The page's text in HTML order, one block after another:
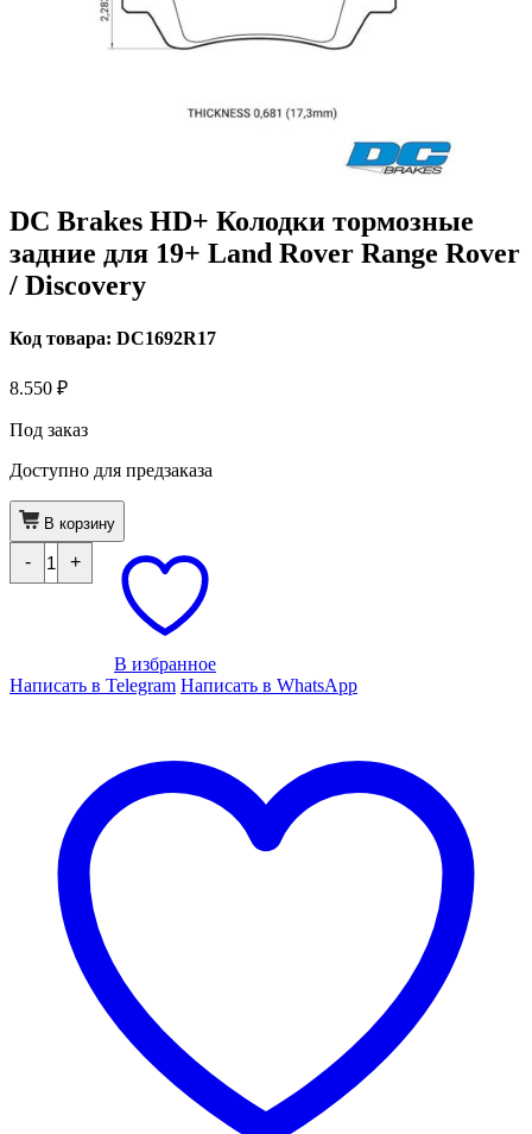
DC Brakes HD+ Колодки тормозные
задние для 19+ Land Rover Range Rover
/ Discovery
Код товара: DC1692R17
8.550 ₽
Под заказ
Доступно для предзаказа
В корзину
-
Количество
товара
DC
тормозные
задние
Rover
Discovery
+
В избранное
Написать в Telegram Написать в WhatsApp